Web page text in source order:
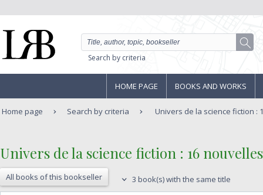
Search by criteria
HOME PAGE BOOKS AND WORKS
Home page Search by criteria Univers de la science fiction :
‎Univers de la science fiction : 16 nouvelles‎
All books of this bookseller 3 book(s) with the same title